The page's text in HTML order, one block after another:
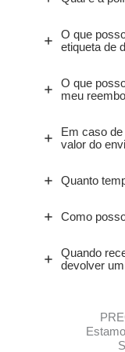
O que
etiqueta de
O que
meu
Em caso
valor do
Quanto
Como
Quando
devolver